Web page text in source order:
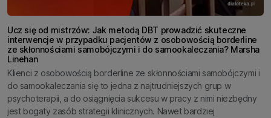
Ucz się od mistrzów: Jak metodą DBT prowadzić skuteczne
interwencje w przypadku pacjentów z osobowością borderline
ze skłonnościami samobójczymi i do samookaleczania? Marsha
Linehan
Klienci z osobowością borderline ze skłonnościami samobójczymi i
do samookaleczania się to jedna z najtrudniejszych grup w
psychoterapii, a do osiągnięcia sukcesu w pracy z nimi niezbędny
jest bogaty zasób strategii klinicznych. Nawet bardziej